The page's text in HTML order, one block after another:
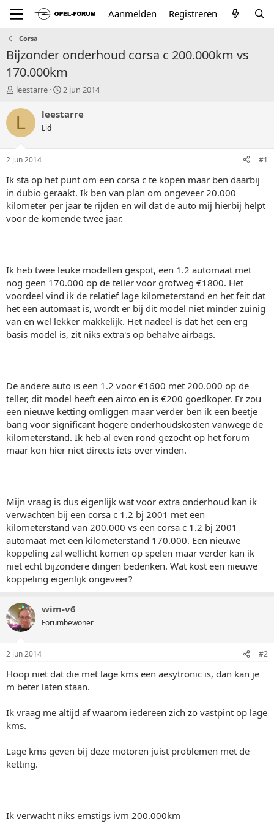
Aanmelden Registreren
Corsa
Bijzonder onderhoud corsa c 200.000km vs
170.000km
T
p
a
r
e
r
leestarre
S
a
u
m
2 jun 2014
L leestarre
Lid
2 jun 2014 #1
Ik sta op het punt om een corsa c te kopen maar ben daarbij
in dubio geraakt. Ik ben van plan om ongeveer 20.000
kilometer per jaar te rijden en wil dat de auto mij hierbij helpt
voor de komende twee jaar.
Ik heb twee leuke modellen gespot, een 1.2 automaat met
nog geen 170.000 op de teller voor grofweg €1800. Het
voordeel vind ik de relatief lage kilometerstand en het feit dat
het een automaat is, wordt er bij dit model niet minder zuinig
van en wel lekker makkelijk. Het nadeel is dat het een erg
basis model is, zit niks extra's op behalve airbags.
De andere auto is een 1.2 voor €1600 met 200.000 op de
teller, dit model heeft een airco en is €200 goedkoper. Er zou
een nieuwe ketting omliggen maar verder ben ik een beetje
bang voor significant hogere onderhoudskosten vanwege de
kilometerstand. Ik heb al even rond gezocht op het forum
maar kon hier niet directs iets over vinden.
Mijn vraag is dus eigenlijk wat voor extra onderhoud kan ik
verwachten bij een corsa c 1.2 bj 2001 met een
kilometerstand van 200.000 vs een corsa c 1.2 bj 2001
automaat met een kilometerstand 170.000. Een nieuwe
koppeling zal wellicht komen op spelen maar verder kan ik
niet echt bijzondere dingen bedenken. Wat kost een nieuwe
koppeling eigenlijk ongeveer?
wim-v6
Forumbewoner
2 jun 2014 #2
Hoop niet dat die met lage kms een aesytronic is, dan kan je
m beter laten staan.
Ik vraag me altijd af waarom iedereen zich zo vastpint op lage
kms.
Lage kms geven bij deze motoren juist problemen met de
ketting.
Ik verwacht niks ernstigs ivm 200.000km